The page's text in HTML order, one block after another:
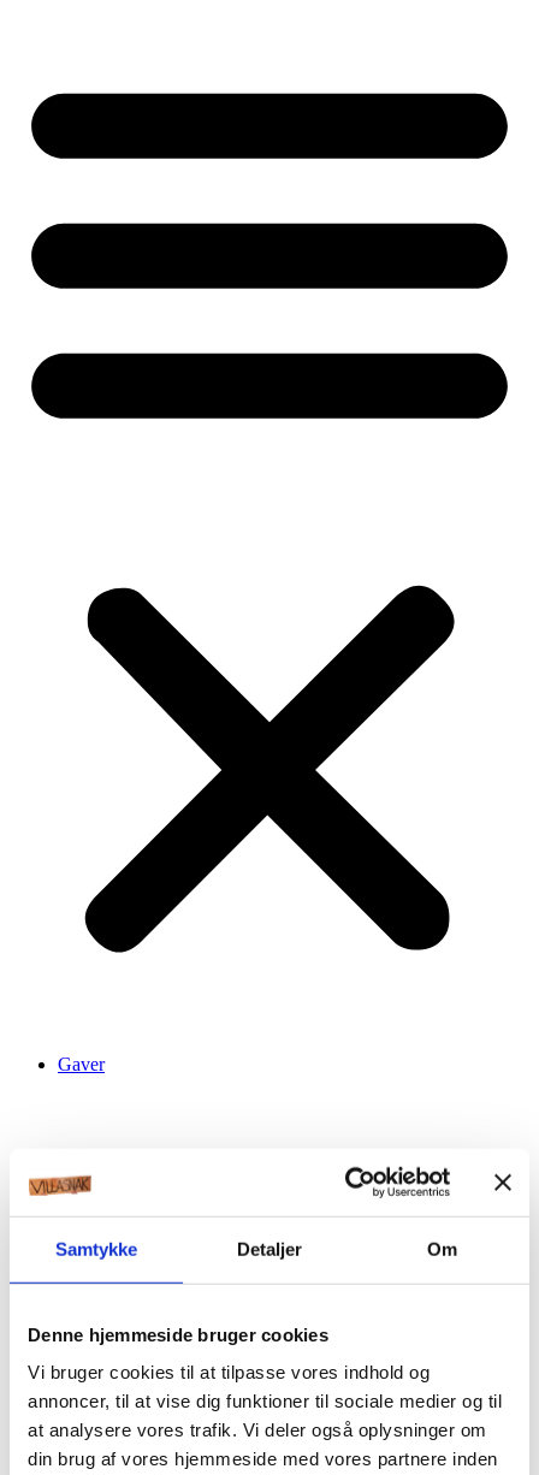
Samtykke Detaljer Om
Denne hjemmeside bruger cookies
Vi bruger cookies til at tilpasse vores indhold og
annoncer, til at vise dig funktioner til sociale medier og til
at analysere vores trafik. Vi deler også oplysninger om
din brug af vores hjemmeside med vores partnere inden
Gaver